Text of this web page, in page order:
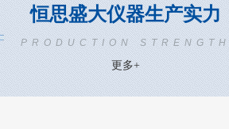
恒思盛大仪器生产实力
PRODUCTION STRENGTH
更多+